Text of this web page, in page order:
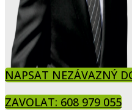
NAPSAT NEZÁVAZNÝ
ZAVOLAT: 608 979 055